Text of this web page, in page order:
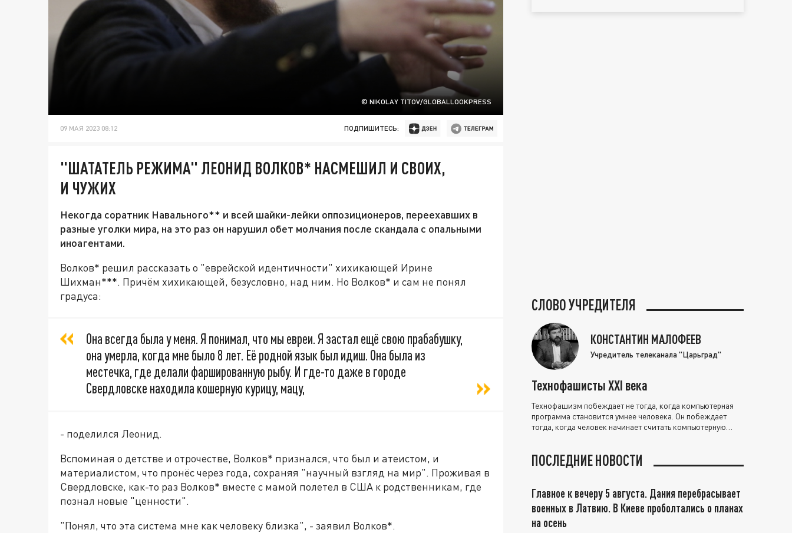
© NIKOLAY TITOV/GLOBALLOOKPRESS
09 МАЯ 2023 08:12 ПОДПИШИТЕСЬ:
"ШАТАТЕЛЬ РЕЖИМА" ЛЕОНИД ВОЛКОВ* НАСМЕШИЛ И СВОИХ,
И ЧУЖИХ
Некогда соратник Навального** и всей шайки-лейки оппозиционеров, переехавших в
разные уголки мира, на это раз он нарушил обет молчания после скандала с опальными
иноагентами.
Волков* решил рассказать о "еврейской идентичности" хихикающей Ирине
Шихман***. Причём хихикающей, безусловно, над ним. Но Волков* и сам не понял
градуса:
Она всегда была у меня. Я понимал, что мы евреи. Я застал ещё свою прабабушку,
она умерла, когда мне было 8 лет. Её родной язык был идиш. Она была из
местечка, где делали фаршированную рыбу. И где-то даже в городе
Свердловске находила кошерную курицу, мацу,
- поделился Леонид.
Вспоминая о детстве и отрочестве, Волков* признался, что был и атеистом, и
материалистом, что пронёс через года, сохраняя "научный взгляд на мир". Проживая в
Свердловске, как-то раз Волков* вместе с мамой полетел в США к родственникам, где
познал новые "ценности".
"Понял, что эта система мне как человеку близка", - заявил Волков*.
СЛОВО УЧРЕДИТЕЛЯ
КОНСТАНТИН МАЛОФЕЕВ
Учредитель телеканала "Царьград"
Технофашисты XXI века
Технофашизм побеждает не тогда, когда компьютерная
программа становится умнее человека. Он побеждает
тогда, когда человек начинает считать компьютерную
ПОСЛЕДНИЕ НОВОСТИ
Главное к вечеру 5 августа. Дания перебрасывает
военных в Латвию. В Киеве проболтались о планах
на осень